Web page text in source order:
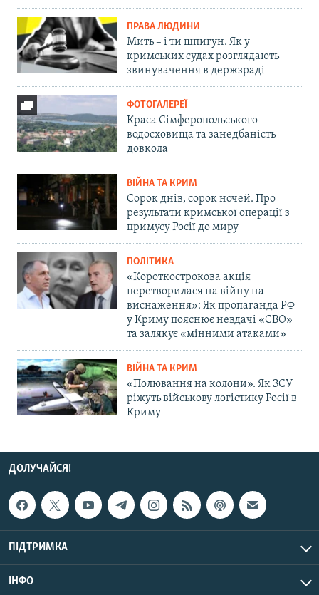
ПРАВА ЛЮДИНИ
Мить – і ти шпигун. Як у
кримських судах розглядають
звинувачення в держзраді
ФОТОГАЛЕРЕЇ
Краса Сімферопольського
водосховища та занедбаність
довкола
ВІЙНА ТА КРИМ
Сорок днів, сорок ночей. Про
результати кримської операції з
примусу Росії до миру
ПОЛІТИКА
«Короткострокова акція
перетворилася на війну на
виснаження»: Як пропаганда РФ
у Криму пояснює невдачі «СВО»
та залякує «мінними атаками»
ВІЙНА ТА КРИМ
«Полювання на колони». Як ЗСУ
ріжуть військову логістику Росії в
Криму
ДОЛУЧАЙСЯ!
ПІДТРИМКА
ІНФО